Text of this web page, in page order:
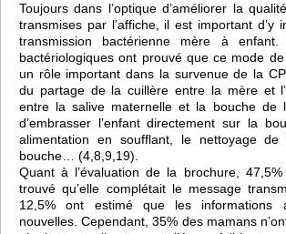
Toujours dans l’optique d’améliorer la
transmises par l’affiche, il est important d’y
transmission bactérienne mère à enfant.
bactériologiques ont prouvé que ce mode
un rôle important dans la survenue de la
du partage de la cuillère entre la mère et
entre la salive maternelle et la bouche de
d’embrasser l’enfant directement sur la
alimentation en soufflant, le nettoyage
bouche… (4,8,9,19).
Quant à l’évaluation de la brochure,
trouvé qu’elle complétait le message
12,5% ont estimé que les informations
nouvelles. Cependant, 35% des mamans